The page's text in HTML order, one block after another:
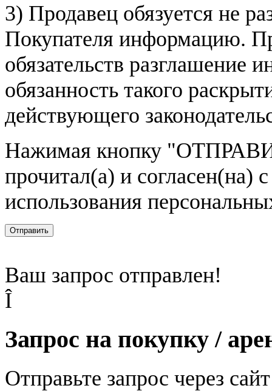
3) Продавец обязуется не
Покупателя информацию.
обязательств разглашение
обязанность такого
действующего
Нажимая кнопку
прочитал(а) и согласен(на)
использования
Отправить
Ваш запрос отправлен!
Î
Запрос на покупку /
Отправьте запрос через